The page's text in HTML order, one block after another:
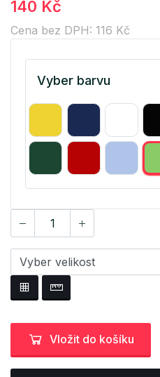
140 Kč
Cena bez DPH: 116 Kč
Vyber barvu
Vložit do košíku